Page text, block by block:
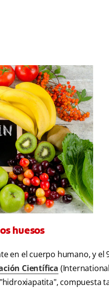
huesos
en el cuerpo humano, y el
Científica
compuesta